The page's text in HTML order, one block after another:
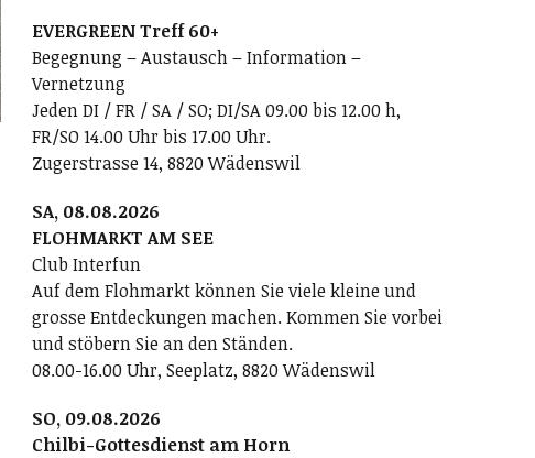
EVERGREEN Treff 60+
Begegnung – Austausch – Information –
Vernetzung
Jeden DI / FR / SA / SO; DI/SA 09.00 bis 12.00 h,
FR/SO 14.00 Uhr bis 17.00 Uhr.
Zugerstrasse 14, 8820 Wädenswil
SA, 08.08.2026
FLOHMARKT AM SEE
Club Interfun
Auf dem Flohmarkt können Sie viele kleine und
grosse Entdeckungen machen. Kommen Sie vorbei
und stöbern Sie an den Ständen.
08.00-16.00 Uhr, Seeplatz, 8820 Wädenswil
SO, 09.08.2026
Chilbi-Gottesdienst am Horn